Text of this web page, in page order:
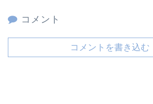
コメント
コメントを書き込む